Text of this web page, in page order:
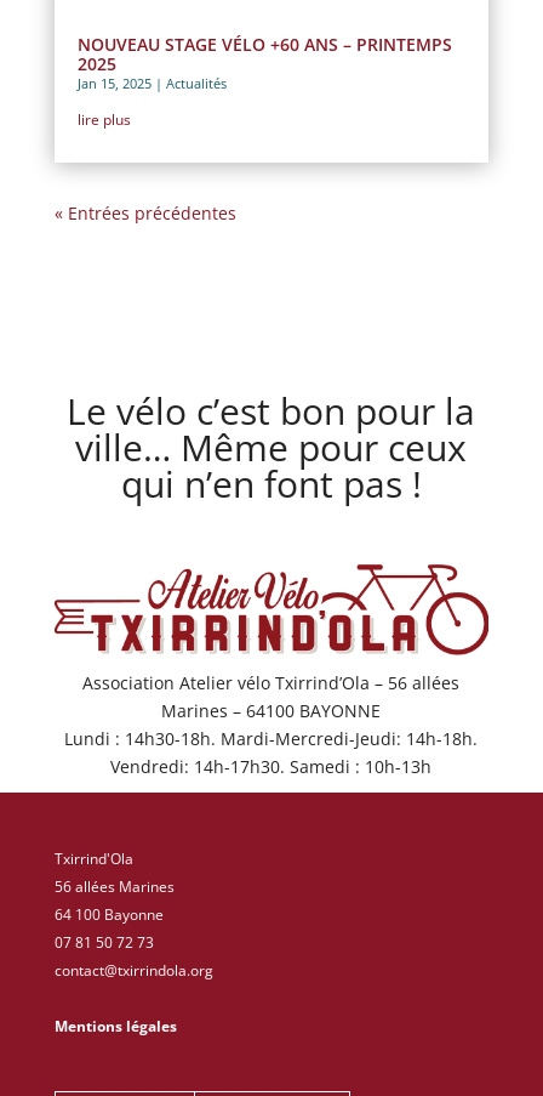
NOUVEAU STAGE VÉLO +60 ANS – PRINTEMPS
2025
Jan 15, 2025| Actualités
lire plus
« Entrées précédentes
Le vélo c’est bon pour la
ville… Même pour ceux
qui n’en font pas !
Association Atelier vélo Txirrind’Ola – 56 allées
Marines – 64100 BAYONNE
Lundi : 14h30-18h. Mardi-Mercredi-Jeudi: 14h-18h.
Vendredi: 14h-17h30. Samedi : 10h-13h
Txirrind'Ola
56 allées Marines
64 100 Bayonne
07 81 50 72 73
contact@txirrindola.org
Mentions légales